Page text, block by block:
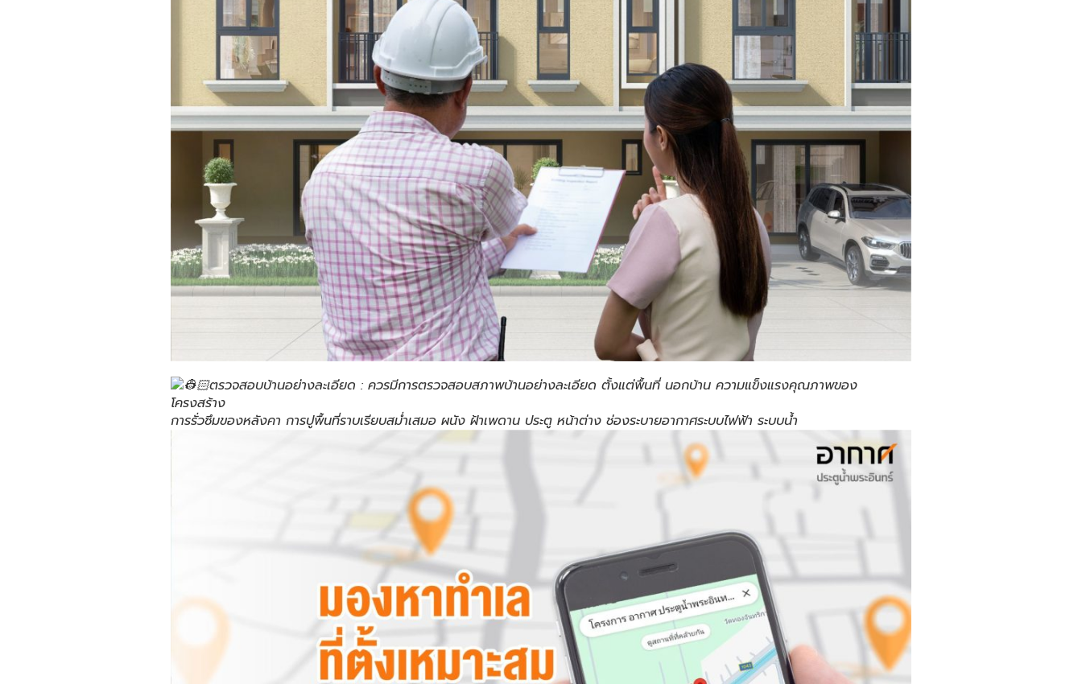
ตรวจสอบบ้านอย่างละเอียด : ควรมีการตรวจสอบสภาพบ้านอย่างละเอียด ตั้งแต่พื้นที่ นอกบ้าน ความแข็งแรงคุณภาพของ
โครงสร้าง
การรั่วซึมของหลังคา การปูพื้นที่ราบเรียบสม่ำเสมอ ผนัง ฝ้าเพดาน ประตู หน้าต่าง ช่องระบายอากาศระบบไฟฟ้า ระบบน้ำ